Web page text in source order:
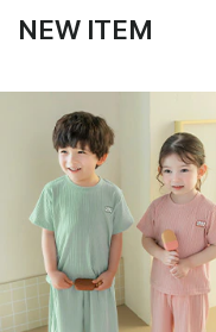
NEW ITEM